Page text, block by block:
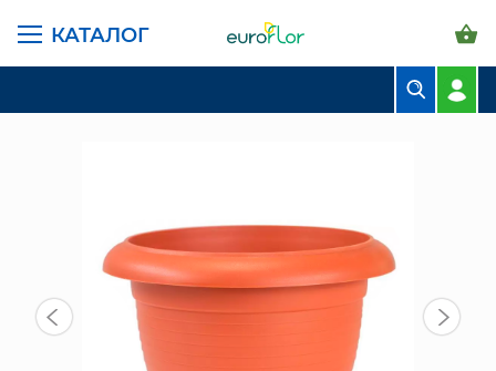
КАТАЛОГ
КОМНАТНЫЕ РАСТЕНИЯ
ГЛАВНАЯ СТРАНИЦА КАТАЛОГ
ГОРШКИ И КАШПО